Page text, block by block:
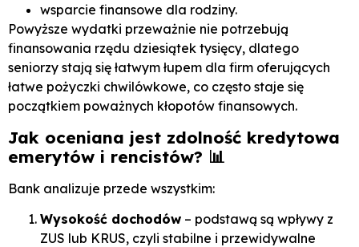
wsparcie finansowe dla rodziny.
Powyższe wydatki przeważnie nie potrzebują
finansowania rzędu dziesiątek tysięcy, dlatego
seniorzy stają się łatwym łupem dla firm oferujących
łatwe pożyczki chwilówkowe, co często staje się
początkiem poważnych kłopotów finansowych.
Jak oceniana jest zdolność kredytowa
emerytów i rencistów? 📊
Bank analizuje przede wszystkim:
Wysokość dochodów – podstawą są wpływy z
ZUS lub KRUS, czyli stabilne i przewidywalne